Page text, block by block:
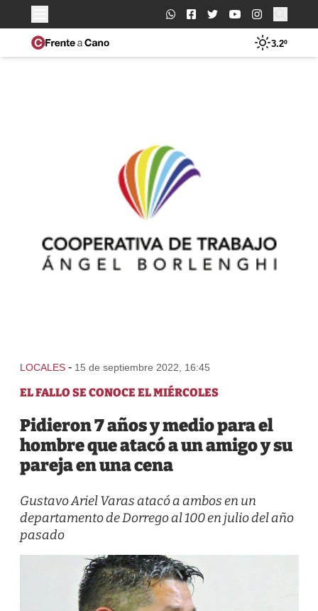
Buscar:
3.2º
LOCALES - 15 de septiembre 2022, 16:45
EL FALLO SE CONOCE EL MIÉRCOLES
Pidieron 7 años y medio para el
hombre que atacó a un amigo y su
pareja en una cena
Gustavo Ariel Varas atacó a ambos en un
departamento de Dorrego al 100 en julio del año
pasado